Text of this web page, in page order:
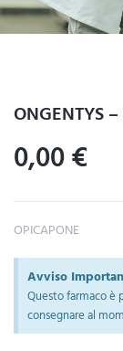
ONGENTYS
0,00€
OPICAPONE
Avviso
Questo farmaco è
consegnare al